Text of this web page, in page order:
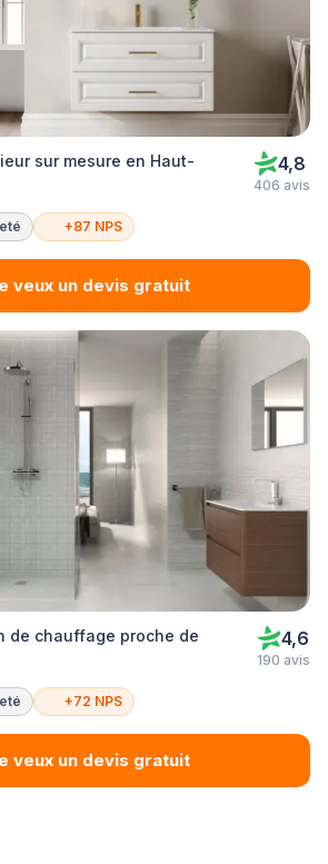
sur mesure en Haut-
4,8
406 avis
+87 NPS
veux un devis gratuit
de chauffage proche de
4,6
190 avis
+72 NPS
veux un devis gratuit